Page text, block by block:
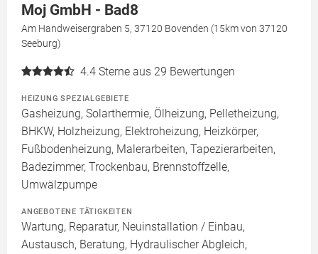
Moj GmbH - Bad8
Am Handweisergraben 5, 37120 Bovenden (15km von 37120
Seeburg)
4.4 Sterne aus 29 Bewertungen
HEIZUNG SPEZIALGEBIETE
Gasheizung, Solarthermie, Ölheizung, Pelletheizung,
BHKW, Holzheizung, Elektroheizung, Heizkörper,
Fußbodenheizung, Malerarbeiten, Tapezierarbeiten,
Badezimmer, Trockenbau, Brennstoffzelle,
Umwälzpumpe
ANGEBOTENE TÄTIGKEITEN
Wartung, Reparatur, Neuinstallation / Einbau,
Austausch, Beratung, Hydraulischer Abgleich,